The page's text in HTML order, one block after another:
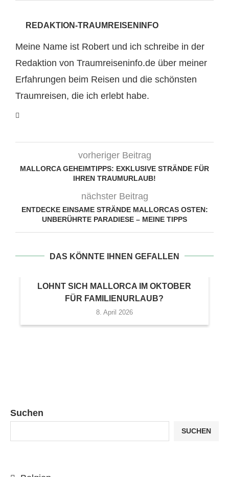
REDAKTION-TRAUMREISENINFO
Meine Name ist Robert und ich schreibe in der
Redaktion von Traumreiseninfo.de über meiner
Erfahrungen beim Reisen und die schönsten
Traumreisen, die ich erlebt habe.
vorheriger Beitrag
MALLORCA GEHEIMTIPPS: EXKLUSIVE STRÄNDE FÜR
IHREN TRAUMURLAUB!
nächster Beitrag
ENTDECKE EINSAME STRÄNDE MALLORCAS OSTEN:
UNBERÜHRTE PARADIESE – MEINE TIPPS
DAS KÖNNTE IHNEN GEFALLEN
LOHNT SICH MALLORCA IM OKTOBER
FÜR FAMILIENURLAUB?
8. April 2026
Suchen
SUCHEN